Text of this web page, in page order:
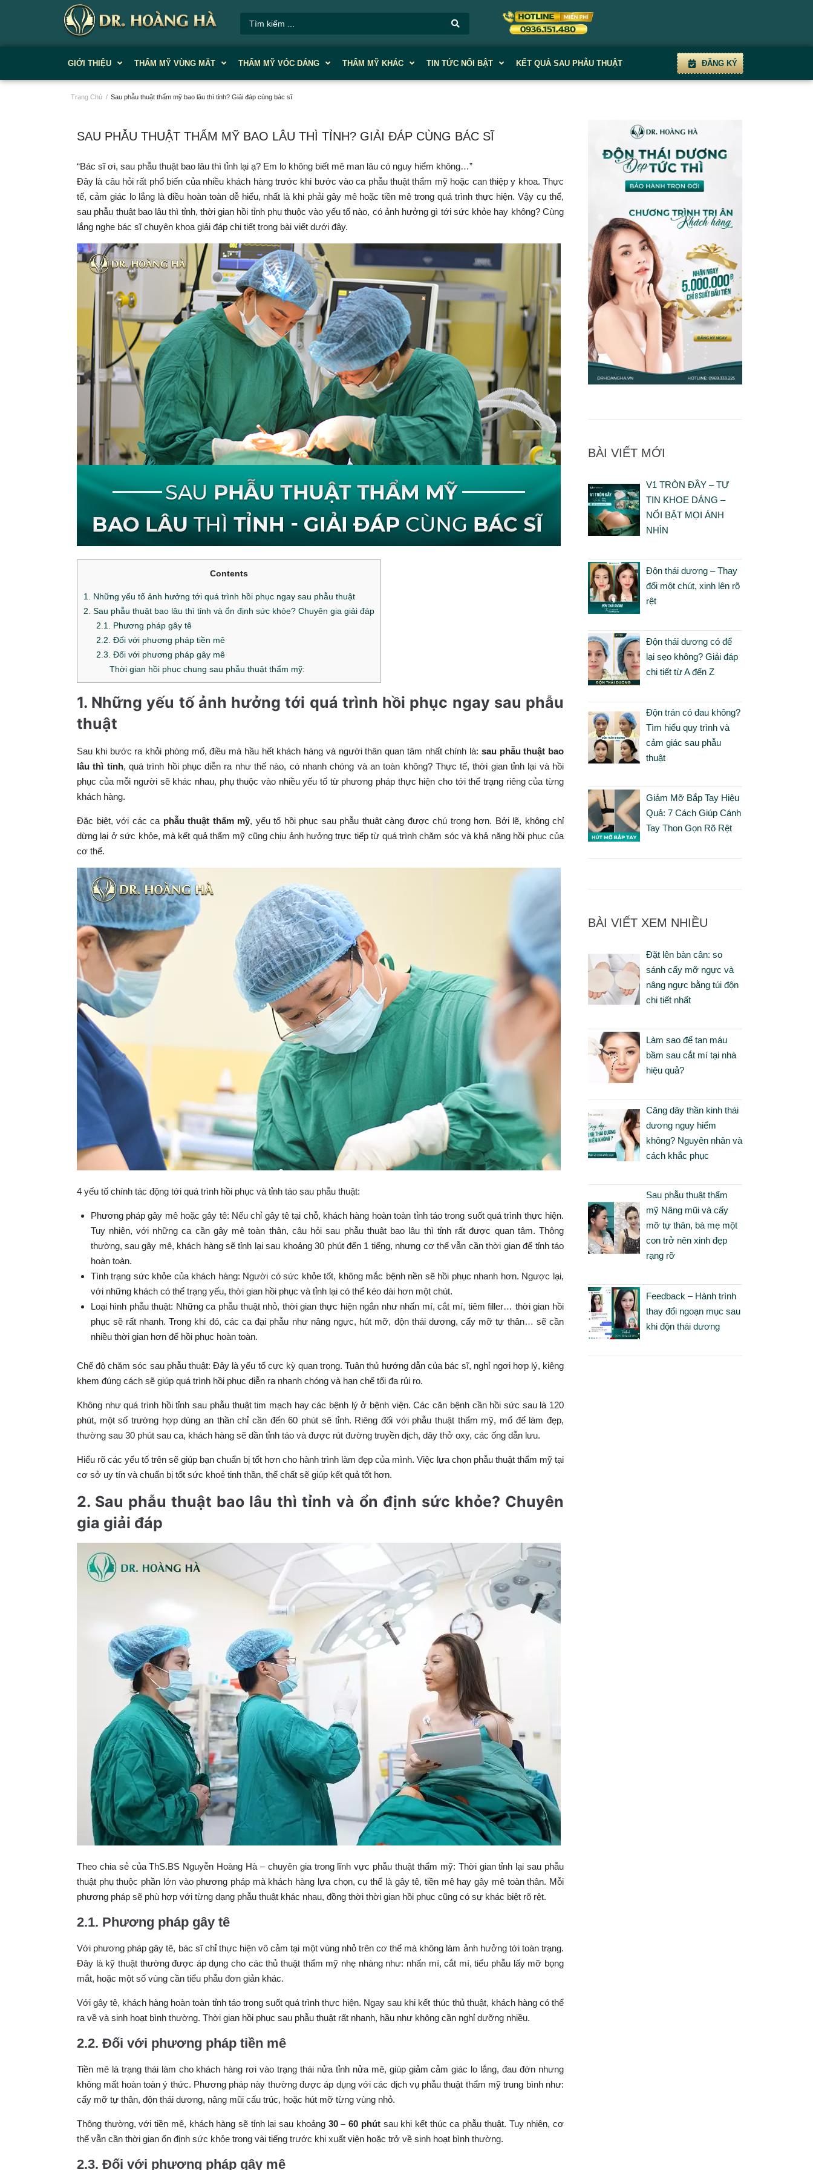
GIỚI THIỆU THẨM MỸ VÙNG MĂT THẨM MỸ VÓC DÁNG THẨM MỸ KHÁC TIN TỨC NỔI BẬT KẾT QUẢ SAU PHẪU THUẬT ĐĂNG KÝ
Trang Chủ / Sau phẫu thuật thẩm mỹ bao lâu thì tỉnh? Giải đáp cùng bác sĩ
SAU PHẪU THUẬT THẨM MỸ BAO LÂU THÌ TỈNH? GIẢI ĐÁP CÙNG BÁC SĨ
“Bác sĩ ơi, sau phẫu thuật bao lâu thì tỉnh lại ạ? Em lo không biết mê man lâu có nguy hiểm không…”
Đây là câu hỏi rất phổ biến của nhiều khách hàng trước khi bước vào ca phẫu thuật thẩm mỹ hoặc can thiệp y khoa. Thực
tế, cảm giác lo lắng là điều hoàn toàn dễ hiểu, nhất là khi phải gây mê hoặc tiền mê trong quá trình thực hiện. Vậy cụ thể,
sau phẫu thuật bao lâu thì tỉnh, thời gian hồi tỉnh phụ thuộc vào yếu tố nào, có ảnh hưởng gì tới sức khỏe hay không? Cùng
lắng nghe bác sĩ chuyên khoa giải đáp chi tiết trong bài viết dưới đây.
Contents
1. Những yếu tố ảnh hưởng tới quá trình hồi phục ngay sau phẫu thuật
2. Sau phẫu thuật bao lâu thì tỉnh và ổn định sức khỏe? Chuyên gia giải đáp
2.1. Phương pháp gây tê
2.2. Đối với phương pháp tiền mê
2.3. Đối với phương pháp gây mê
Thời gian hồi phục chung sau phẫu thuật thẩm mỹ:
1. Những yếu tố ảnh hưởng tới quá trình hồi phục ngay sau phẫu
thuật
Sau khi bước ra khỏi phòng mổ, điều mà hầu hết khách hàng và người thân quan tâm nhất chính là: sau phẫu thuật bao
lâu thì tỉnh, quá trình hồi phục diễn ra như thế nào, có nhanh chóng và an toàn không? Thực tế, thời gian tỉnh lại và hồi
phục của mỗi người sẽ khác nhau, phụ thuộc vào nhiều yếu tố từ phương pháp thực hiện cho tới thể trạng riêng của từng
khách hàng.
Đặc biệt, với các ca phẫu thuật thẩm mỹ, yếu tố hồi phục sau phẫu thuật càng được chú trọng hơn. Bởi lẽ, không chỉ
dừng lại ở sức khỏe, mà kết quả thẩm mỹ cũng chịu ảnh hưởng trực tiếp từ quá trình chăm sóc và khả năng hồi phục của
cơ thể.
4 yếu tố chính tác động tới quá trình hồi phục và tỉnh táo sau phẫu thuật:
Phương pháp gây mê hoặc gây tê: Nếu chỉ gây tê tại chỗ, khách hàng hoàn toàn tỉnh táo trong suốt quá trình thực hiện.
Tuy nhiên, với những ca cần gây mê toàn thân, câu hỏi sau phẫu thuật bao lâu thì tỉnh rất được quan tâm. Thông
thường, sau gây mê, khách hàng sẽ tỉnh lại sau khoảng 30 phút đến 1 tiếng, nhưng cơ thể vẫn cần thời gian để tỉnh táo
hoàn toàn.
Tình trạng sức khỏe của khách hàng: Người có sức khỏe tốt, không mắc bệnh nền sẽ hồi phục nhanh hơn. Ngược lại,
với những khách có thể trạng yếu, thời gian hồi phục và tỉnh lại có thể kéo dài hơn một chút.
Loại hình phẫu thuật: Những ca phẫu thuật nhỏ, thời gian thực hiện ngắn như nhấn mí, cắt mí, tiêm filler… thời gian hồi
phục sẽ rất nhanh. Trong khi đó, các ca đại phẫu như nâng ngực, hút mỡ, độn thái dương, cấy mỡ tự thân… sẽ cần
nhiều thời gian hơn để hồi phục hoàn toàn.
Chế độ chăm sóc sau phẫu thuật: Đây là yếu tố cực kỳ quan trọng. Tuân thủ hướng dẫn của bác sĩ, nghỉ ngơi hợp lý, kiêng
khem đúng cách sẽ giúp quá trình hồi phục diễn ra nhanh chóng và hạn chế tối đa rủi ro.
Không như quá trình hồi tỉnh sau phẫu thuật tim mạch hay các bệnh lý ở bệnh viện. Các căn bệnh cần hồi sức sau là 120
phút, một số trường hợp dùng an thần chỉ cần đến 60 phút sẽ tỉnh. Riêng đối với phẫu thuật thẩm mỹ, mổ để làm đẹp,
thường sau 30 phút sau ca, khách hàng sẽ dần tỉnh táo và được rút đường truyền dịch, dây thở oxy, các ống dẫn lưu.
Hiểu rõ các yếu tố trên sẽ giúp bạn chuẩn bị tốt hơn cho hành trình làm đẹp của mình. Việc lựa chọn phẫu thuật thẩm mỹ tại
cơ sở uy tín và chuẩn bị tốt sức khoẻ tinh thần, thể chất sẽ giúp kết quả tốt hơn.
2. Sau phẫu thuật bao lâu thì tỉnh và ổn định sức khỏe? Chuyên
gia giải đáp
Theo chia sẻ của ThS.BS Nguyễn Hoàng Hà – chuyên gia trong lĩnh vực phẫu thuật thẩm mỹ: Thời gian tỉnh lại sau phẫu
thuật phụ thuộc phần lớn vào phương pháp mà khách hàng lựa chọn, cụ thể là gây tê, tiền mê hay gây mê toàn thân. Mỗi
phương pháp sẽ phù hợp với từng dạng phẫu thuật khác nhau, đồng thời thời gian hồi phục cũng có sự khác biệt rõ rệt.
2.1. Phương pháp gây tê
Với phương pháp gây tê, bác sĩ chỉ thực hiện vô cảm tại một vùng nhỏ trên cơ thể mà không làm ảnh hưởng tới toàn trạng.
Đây là kỹ thuật thường được áp dụng cho các thủ thuật thẩm mỹ nhẹ nhàng như: nhấn mí, cắt mí, tiểu phẫu lấy mỡ bọng
mắt, hoặc một số vùng cần tiểu phẫu đơn giản khác.
Với gây tê, khách hàng hoàn toàn tỉnh táo trong suốt quá trình thực hiện. Ngay sau khi kết thúc thủ thuật, khách hàng có thể
ra về và sinh hoạt bình thường. Thời gian hồi phục sau phẫu thuật rất nhanh, hầu như không cần nghỉ dưỡng nhiều.
2.2. Đối với phương pháp tiền mê
Tiền mê là trạng thái làm cho khách hàng rơi vào trạng thái nửa tỉnh nửa mê, giúp giảm cảm giác lo lắng, đau đớn nhưng
không mất hoàn toàn ý thức. Phương pháp này thường được áp dụng với các dịch vụ phẫu thuật thẩm mỹ trung bình như:
cấy mỡ tự thân, độn thái dương, nâng mũi cấu trúc, hoặc hút mỡ từng vùng nhỏ.
Thông thường, với tiền mê, khách hàng sẽ tỉnh lại sau khoảng 30 – 60 phútsau khi kết thúc ca phẫu thuật. Tuy nhiên, cơ
thể vẫn cần thời gian ổn định sức khỏe trong vài tiếng trước khi xuất viện hoặc trở về sinh hoạt bình thường.
2.3. Đối với phương pháp gây mê
BÀI VIẾT MỚI
V1 TRÒN ĐẦY – TỰ
TIN KHOE DÁNG –
NỔI BẬT MỌI ÁNH
NHÌN
Độn thái dương – Thay
đổi một chút, xinh lên rõ
rệt
Độn thái dương có để
lại sẹo không? Giải đáp
chi tiết từ A đến Z
Độn trán có đau không?
Tìm hiểu quy trình và
cảm giác sau phẫu
thuật
Giảm Mỡ Bắp Tay Hiệu
Quả: 7 Cách Giúp Cánh
Tay Thon Gọn Rõ Rệt
BÀI VIẾT XEM NHIỀU
Đặt lên bàn cân: so
sánh cấy mỡ ngực và
nâng ngực bằng túi độn
chi tiết nhất
Làm sao để tan máu
bầm sau cắt mí tại nhà
hiệu quả?
Căng dây thần kinh thái
dương nguy hiểm
không? Nguyên nhân và
cách khắc phục
Sau phẫu thuật thẩm
mỹ Nâng mũi và cấy
mỡ tự thân, bà mẹ một
con trở nên xinh đẹp
rạng rỡ
Feedback – Hành trình
thay đổi ngoạn mục sau
khi độn thái dương